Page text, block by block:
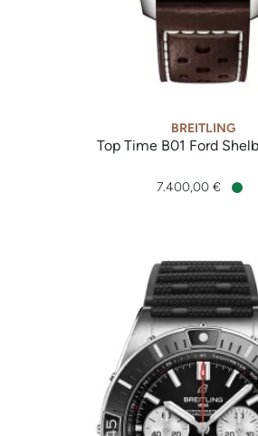
BREITLING
Top Time B01 Ford
7.400,00 €